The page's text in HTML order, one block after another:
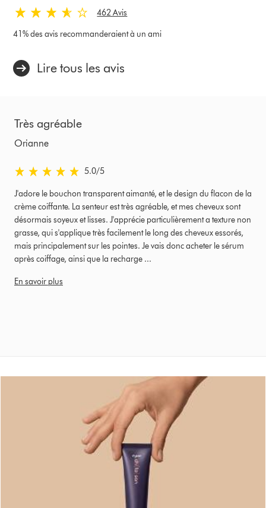
462 Avis
41% des avis recommanderaient à un ami
Lire tous les avis
Très agréable
Orianne
5.0 stars out of 5 from Examiné le Avis
5.0/5
J'adore le bouchon transparent aimanté, et le design du flacon de la
crème coiffante. La senteur est très agréable, et mes cheveux sont
désormais soyeux et lisses. J'apprécie particulièrement a texture non
grasse, qui s'applique très facilement le long des cheveux essorés,
mais principalement sur les pointes. Je vais donc acheter le sérum
après coiffage, ainsi que la recharge ...
En savoir plus